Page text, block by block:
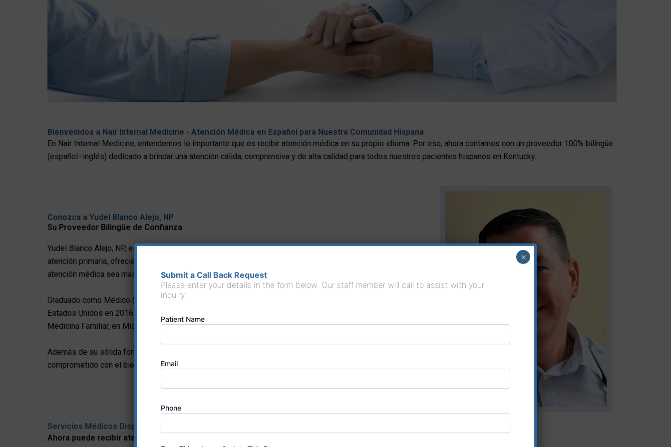
Bienvenidos a Nair Internal Medicine - Atención Médica en Español para Nuestra Comunidad Hispana
En Nair Internal Medicine, entendemos lo importante que es recibir atención médica en su propio idioma. Por eso, ahora contamos con un proveedor 100% bilingüe
(español–inglés) dedicado a brindar una atención cálida, comprensiva y de alta calidad para todos nuestros pacientes hispanos en Kentucky.
Conozca a Yudel Blanco Alejo, NP
Su Proveedor Bilingüe de Confianza​
Yudel Blanco Alejo, NP, es un proveedor bilingüe (español-inglés) con casi dos décadas de experiencia en
atención primaria, ofreciendo atención integral, preventiva y centrada en el paciente. Su misión es hacer que la
atención médica sea más accesible, comprensible y humana para la comunidad hispana.
Graduado como Médico (MD) en la Universidad de Ciencias Médicas de Cuba en 2006, Yudel llegó a los
Estados Unidos en 2016 y obtuvo su título como Nurse Practitioner Certificado por la Junta, con enfoque en
Medicina Familiar, en Miami Regional University.
Además de su sólida formación médica, Yudel es una persona de trato amable y respetuoso, siempre
comprometido con el bienestar de cada paciente bajo su cuidado.
Servicios Médicos Disponibles en Español
Ahora puede recibir atención médica completa en español, incluyendo:
Submit a Call Back Request
Please enter your details in the form below. Our staff member will call to assist with your
inquiry.
Patient Name
Email
Phone
×